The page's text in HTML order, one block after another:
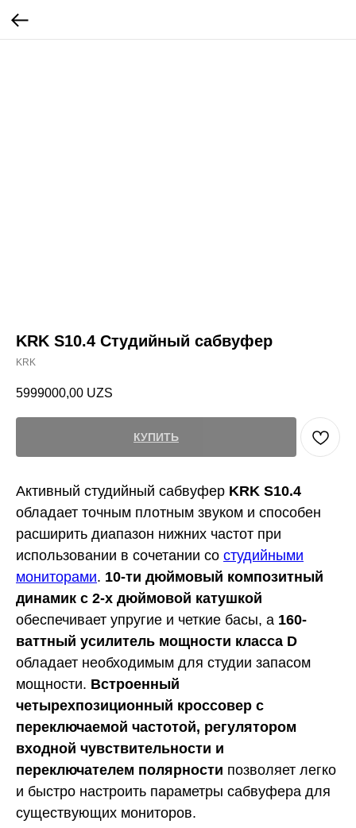
KRK S10.4 Студийный сабвуфер
KRK
5999000,00 UZS
КУПИТЬ
Активный студийный сабвуфер KRK S10.4
обладает точным плотным звуком и способен
расширить диапазон нижних частот при
использовании в сочетании со студийными
мониторами. 10-ти дюймовый композитный
динамик с 2-х дюймовой катушкой
обеспечивает упругие и четкие басы, а 160-
ваттный усилитель мощности класса D
обладает необходимым для студии запасом
мощности. Встроенный
четырехпозиционный кроссовер с
переключаемой частотой, регулятором
входной чувствительности и
переключателем полярности позволяет легко
и быстро настроить параметры сабвуфера для
существующих мониторов.